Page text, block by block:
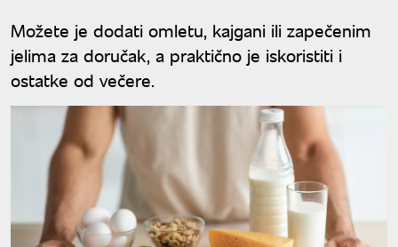
Možete je dodati omletu, kajgani ili zapečenim
jelima za doručak, a praktično je iskoristiti i
ostatke od večere.